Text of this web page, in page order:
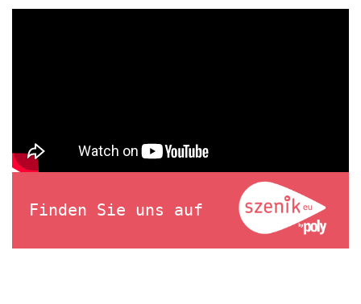
Finden Sie uns auf